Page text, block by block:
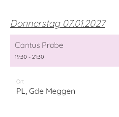
Donnerstag 07.01.2027
Cantus Probe
19:30 - 21:30
Ort
PL, Gde Meggen